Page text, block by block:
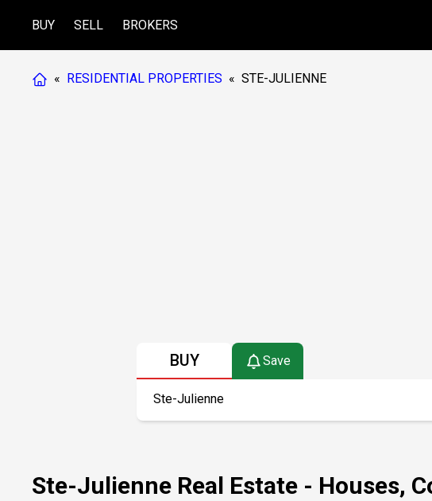
BUY SELL BROKERS
« RESIDENTIAL PROPERTIES « STE-JULIENNE
BUY Save
Ste-Julienne Real Estate - Houses,